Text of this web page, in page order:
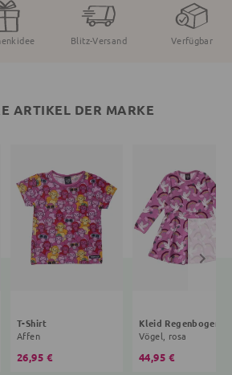
Blitz-Versand Verfügbar
ARTIKEL DER MARKE
T-Shirt
Affen
26,95 €
Vögel, rosa
44,95 €